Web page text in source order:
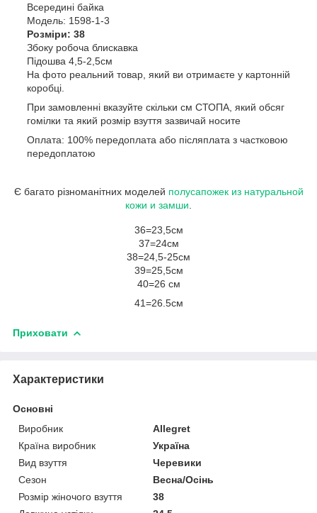
Всередині байка
Модель: 1598-1-3
Розміри: 38
Збоку робоча блискавка
Підошва 4,5-2,5см
На фото реальний товар, який ви отримаєте у картонній
коробці.
При замовленні вказуйте скільки см СТОПА, який обсяг
гомілки та який розмір взуття зазвичай носите
Оплата: 100% передоплата або післяплата з частковою
передоплатою
Є багато різноманітних моделей полусапожек из натуральной
кожи и замши
36=23,5см
37=24см
38=24,5-25см
39=25,5см
40=26 см
41=26.5см
Приховати
Характеристики
Основні
Виробник
Allegret
Країна виробник
Україна
Вид взуття
Черевики
Сезон
Весна/Осінь
Розмір жіночого взуття
38